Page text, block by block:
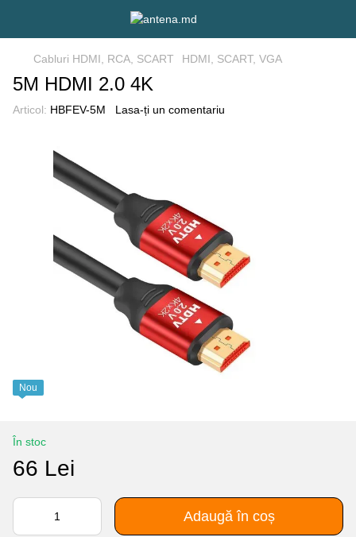
Cabluri HDMI, RCA, SCART HDMI, SCART, VGA
5M HDMI 2.0 4K
Articol: HBFEV-5M Lasa-ți un comentariu
Nou
În stoc
66 Lei
Adaugă în coș